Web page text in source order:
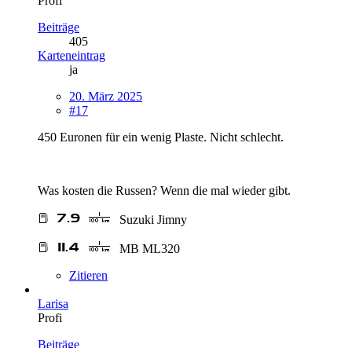
Beiträge
405
Karteneintrag
ja
20. März 2025
#17
450 Euronen für ein wenig Plaste. Nicht schlecht.
Was kosten die Russen? Wenn die mal wieder gibt.
Suzuki Jimny
MB ML320
Zitieren
Larisa
Profi
Beiträge